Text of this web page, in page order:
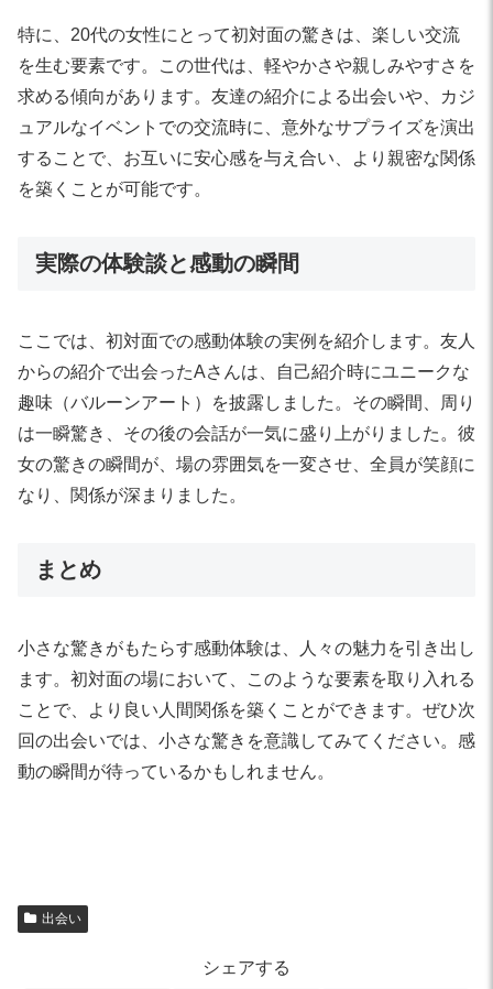
特に、20代の女性にとって初対面の驚きは、楽しい交流
を生む要素です。この世代は、軽やかさや親しみやすさを
求める傾向があります。友達の紹介による出会いや、カジ
ュアルなイベントでの交流時に、意外なサプライズを演出
することで、お互いに安心感を与え合い、より親密な関係
を築くことが可能です。
実際の体験談と感動の瞬間
ここでは、初対面での感動体験の実例を紹介します。友人
からの紹介で出会ったAさんは、自己紹介時にユニークな
趣味（バルーンアート）を披露しました。その瞬間、周り
は一瞬驚き、その後の会話が一気に盛り上がりました。彼
女の驚きの瞬間が、場の雰囲気を一変させ、全員が笑顔に
なり、関係が深まりました。
まとめ
小さな驚きがもたらす感動体験は、人々の魅力を引き出し
ます。初対面の場において、このような要素を取り入れる
ことで、より良い人間関係を築くことができます。ぜひ次
回の出会いでは、小さな驚きを意識してみてください。感
動の瞬間が待っているかもしれません。
出会い
シェアする